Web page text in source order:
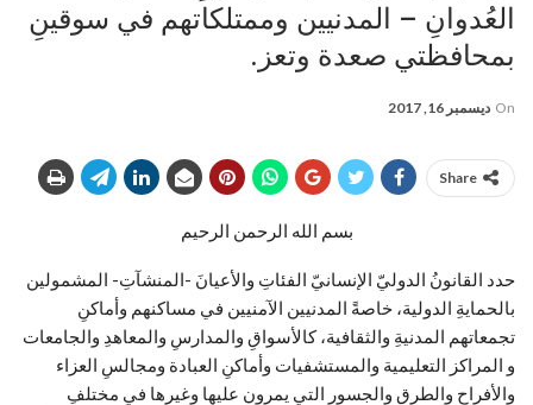
العُدوانِ – المدنيين وممتلكاتهم في سوقينِ
بمحافظتي صعدة وتعز.
On ديسمبر 16, 2017
Share
بسم الله الرحمن الرحيم
حدد القانونُ الدوليّ الإنسانيّ الفئاتِ والأعيانَ -المنشآتِ- المشمولين
بالحمايةِ الدولية، خاصةً المدنيين الآمنيين في مساكنهم وأماكنِ
تجمعاتهم المدنيةِ والثقافية، كالأسواقِ والمدارسِ والمعاهدِ والجامعات
و المراكز التعليمية والمستشفيات وأماكنِ العبادة ومجالسِ العزاء
والأفراح والطرق والجسور التي يمرون عليها وغيرها في مختلفِ